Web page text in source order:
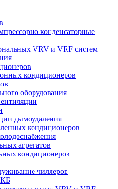
конденсаторные
VRV и VRF систем
кондиционеров
оборудования
дымоудаления
кондиционеров
агрегатов
кондиционеров
чиллеров